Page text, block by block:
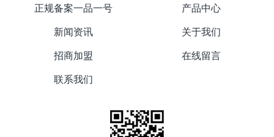
正规备案一品一号
产品中心
新闻资讯
关于我们
招商加盟
在线留言
联系我们